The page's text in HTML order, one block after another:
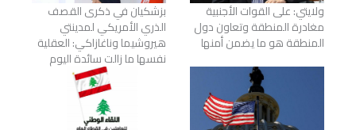
ولايتي: على القوات الأجنبية
مغادرة المنطقة وتعاون دول
المنطقة هو ما يضمن أمنها
بزشكيان في ذكرى القصف
الذري الأمريكي لمدينتي
هيروشيما وناغازاكي: العقلية
نفسها ما زالت سائدة اليوم